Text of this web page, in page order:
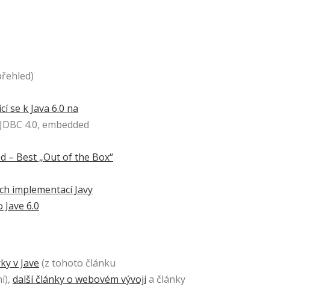
se k Java 6.0 na
4.0, embedded
– Best „Out of the Box“
implementací Javy
6.0
v Jave (z tohoto článku
další články o webovém vývoji a články